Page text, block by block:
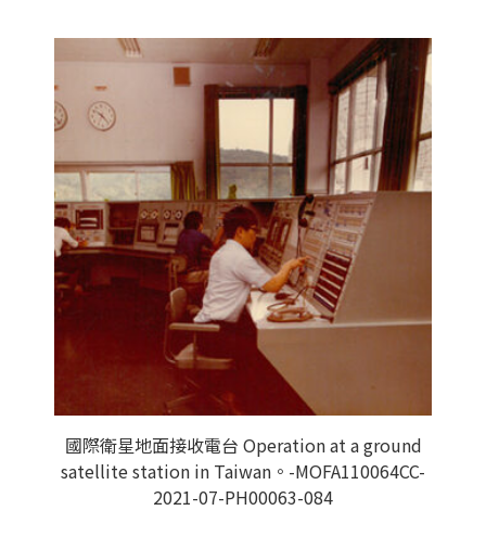
國際衛星地面接收電台 Operation at a ground
satellite station in Taiwan。-MOFA110064CC-
2021-07-PH00063-084